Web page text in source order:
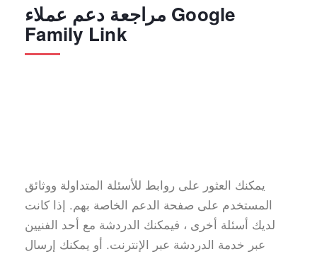
مراجعة دعم عملاء Google
Family Link
يمكنك العثور على روابط للأسئلة المتداولة ووثائق
المستخدم على صفحة الدعم الخاصة بهم. إذا كانت
لديك أسئلة أخرى ، فيمكنك الدردشة مع أحد الفنيين
عبر خدمة الدردشة عبر الإنترنت. أو يمكنك إرسال